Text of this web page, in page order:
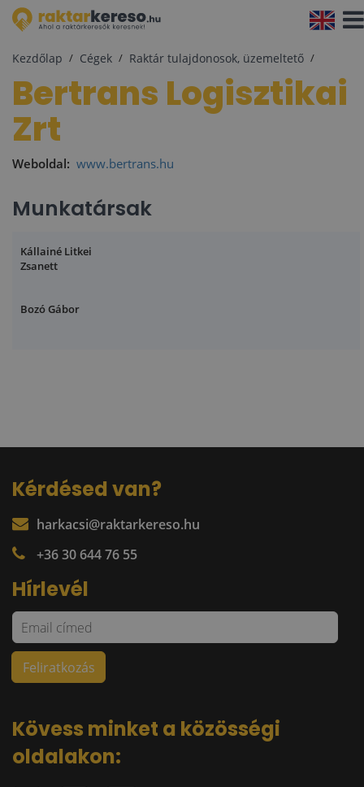
Kezdőlap Cégek Raktár tulajdonosok, üzemeltető
Bertrans Logisztikai
Zrt
Weboldal: www.bertrans.hu
Munkatársak
Kállainé Litkei
Zsanett
Bozó Gábor
Kérdésed van?
harkacsi@raktarkereso.hu
+36 30 644 76 55
Hírlevél
Kövess minket a közösségi
oldalakon: